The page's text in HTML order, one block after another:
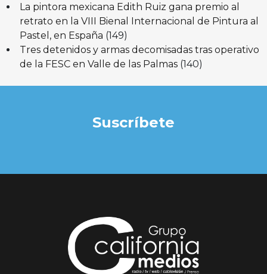
La pintora mexicana Edith Ruiz gana premio al
retrato en la VIII Bienal Internacional de Pintura al
Pastel, en España (149)
Tres detenidos y armas decomisadas tras operativo
de la FESC en Valle de las Palmas (140)
Suscríbete